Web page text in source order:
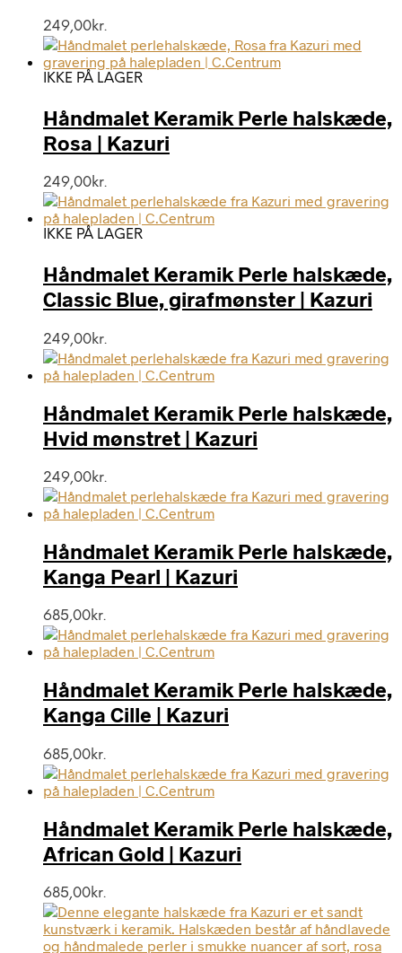
249,00kr.
IKKE PÅ LAGER
Håndmalet Keramik Perle halskæde,
Rosa | Kazuri
249,00kr.
IKKE PÅ LAGER
Håndmalet Keramik Perle halskæde,
Classic Blue, girafmønster | Kazuri
249,00kr.
Håndmalet Keramik Perle halskæde,
Hvid mønstret | Kazuri
249,00kr.
Håndmalet Keramik Perle halskæde,
Kanga Pearl | Kazuri
685,00kr.
Håndmalet Keramik Perle halskæde,
Kanga Cille | Kazuri
685,00kr.
Håndmalet Keramik Perle halskæde,
African Gold | Kazuri
685,00kr.